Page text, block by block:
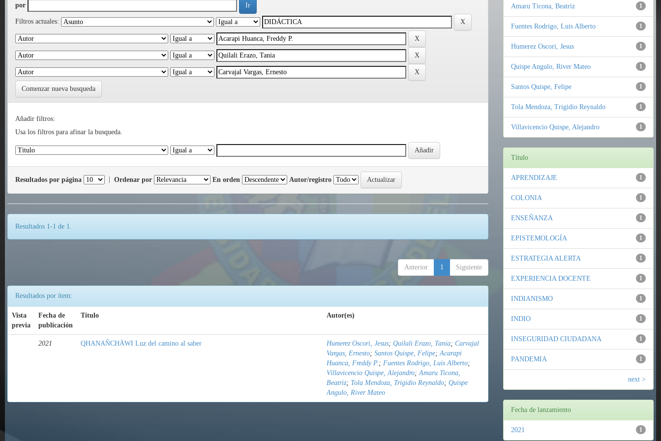
por
Filtros actuales:
Comenzar nueva busqueda
Añadir filtros:
Usa los filtros para afinar la busqueda.
Resultados por página Ordenar por En orden Autor/registro
Resultados 1-1 de 1.
Anterior 1 Siguiente
Resultados por ítem:
Vista
previa
Fecha de
publicación
Título Autor(es)
2021 QHANAÑCHÄWI Luz del camino al saber Humerez Oscori, Jesus; Quilali Erazo, Tania; Carvajal
Vargas, Ernesto; Santos Quispe, Felipe;Acarapi
Huanca, Freddy P. ; Fuentes Rodrigo, Luis Alberto;
Villavicencio Quispe, Alejandro;Amaru Ticona,
Beatriz; Tola Mendoza, Trigidio Reynaldo; Quispe
Angulo, River Mateo
1
Amaru Ticona, Beatriz
1
Fuentes Rodrigo, Luis Alberto
1
Humerez Oscori, Jesus
1
Quispe Angulo, River Mateo
1
Santos Quispe, Felipe
1
Tola Mendoza, Trigidio Reynaldo
1
Villavicencio Quispe, Alejandro
Título
1
APRENDIZAJE
1
COLONIA
1
ENSEÑANZA
1
EPISTEMOLOGÍA
1
ESTRATEGIA ALERTA
1
EXPERIENCIA DOCENTE
1
INDIANISMO
1
INDIO
1
INSEGURIDAD CIUDADANA
1
PANDEMIA
next >
Fecha de lanzamiento
1
2021